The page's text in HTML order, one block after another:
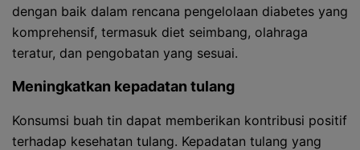
dengan baik dalam rencana pengelolaan diabetes yang
komprehensif, termasuk diet seimbang, olahraga
teratur, dan pengobatan yang sesuai.
Meningkatkan kepadatan tulang
Konsumsi buah tin dapat memberikan kontribusi positif
terhadap kesehatan tulang. Kepadatan tulang yang